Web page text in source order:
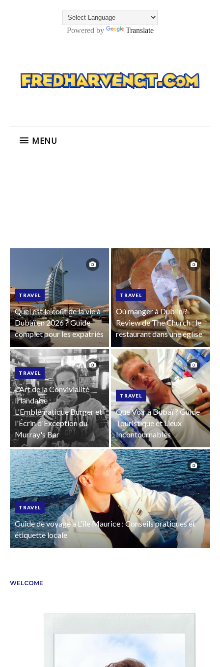
Powered by Translate
MENU
TRAVEL
Quel est le coût de la vie à
Dubaï en 2026 ? Guide
complet pour les expatriés
TRAVEL
Où manger à Dublin ?
Review de The Church : le
restaurant dans une église
TRAVEL
L'Art de la Convivialité
Irlandaise :
L'Emblématique Burger et
l'Écrin d'Exception du
Murray's Bar
TRAVEL
Que Voir à Dubaï ? Guide
Touristique et Lieux
Incontournables
TRAVEL
Guide de voyage a L'île Maurice : Conseils pratiques et
étiquette locale
WELCOME